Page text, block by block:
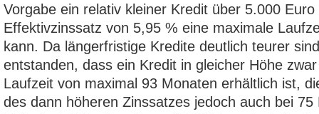
Vorgabe ein relativ kleiner Kredit über 5.000 Euro
Effektivzinssatz von 5,95 % eine maximale
kann. Da längerfristige Kredite deutlich teurer
entstanden, dass ein Kredit in gleicher Höhe
Laufzeit von maximal 93 Monaten erhältlich ist,
des dann höheren Zinssatzes jedoch auch bei